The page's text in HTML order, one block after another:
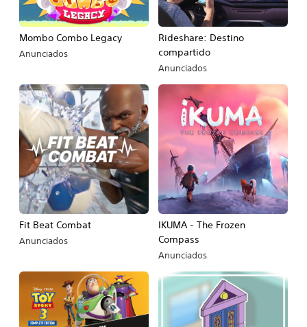
Mombo Combo Legacy
Anunciados
Rideshare: Destino
compartido
Anunciados
Fit Beat Combat
Anunciados
IKUMA - The Frozen
Compass
Anunciados